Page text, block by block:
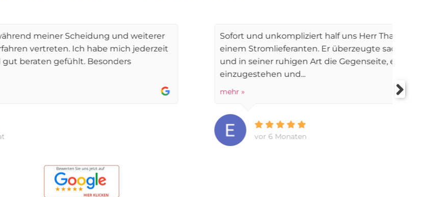
weiterer
jederzeit
Sofort und unkompliziert half uns Herr Thaler im Streit mit
einem Stromlieferanten. Er überzeugte sachlich , kompetent
und in seiner ruhigen Art die Gegenseite, einen Fehler